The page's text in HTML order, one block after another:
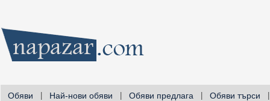
Обяви Най-нови обяви Обяви предлага Обяви търси